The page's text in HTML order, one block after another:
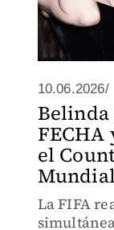
10.06.2026/
Belinda
FECHA
el
La FIFA